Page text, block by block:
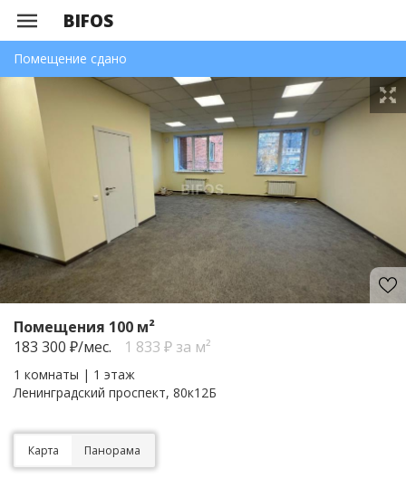
BIFOS
Помещение сдано
Помещения 100 м²
183 300 ₽/мес. 1 833 ₽ за м²
1 комнаты | 1 этаж
Ленинградский проспект, 80к12Б
Карта Панорама